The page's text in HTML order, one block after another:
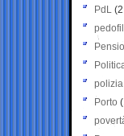
PdL
polizia
Porto